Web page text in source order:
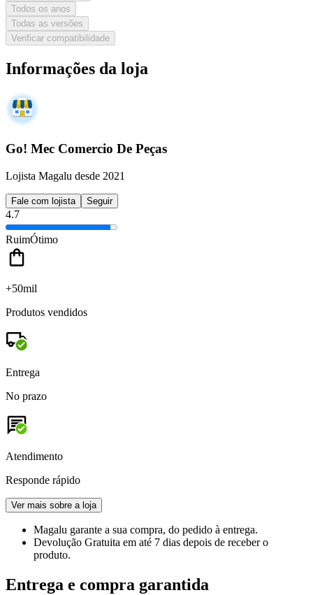
Todos os anos
Todas as versões
Verificar compatibilidade
Informações da loja
Go! Mec Comercio De Peças
Lojista Magalu desde 2021
Fale com lojista Seguir
4.7
RuimÓtimo
+50mil
Produtos vendidos
Entrega
No prazo
Atendimento
Responde rápido
Ver mais sobre a loja
Magalu garante a sua compra, do pedido à entrega.
Devolução Gratuita em até 7 dias depois de receber o
produto.
Entrega e compra garantida